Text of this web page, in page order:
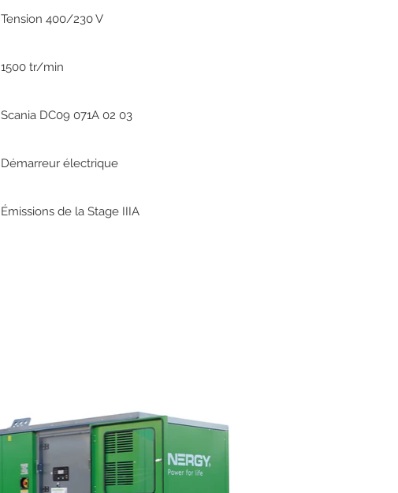
Tension 400/230 V
1500 tr/min
Scania DC09 071A 02 03
Démarreur électrique
Émissions de la Stage IIIA